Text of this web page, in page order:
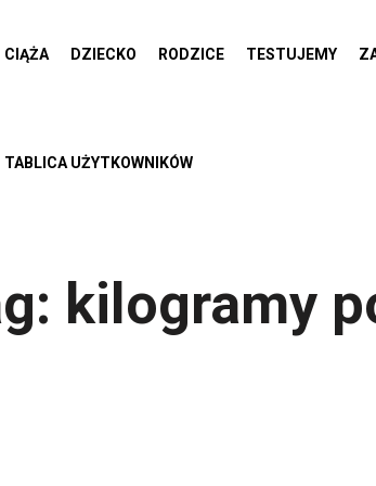
CIĄŻA DZIECKO RODZICE TESTUJEMY
TABLICA UŻYTKOWNIKÓW
kilogramy